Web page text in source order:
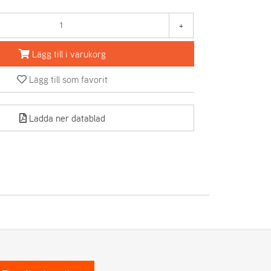
+
Lägg till i varukorg
Lägg till som favorit
Ladda ner datablad